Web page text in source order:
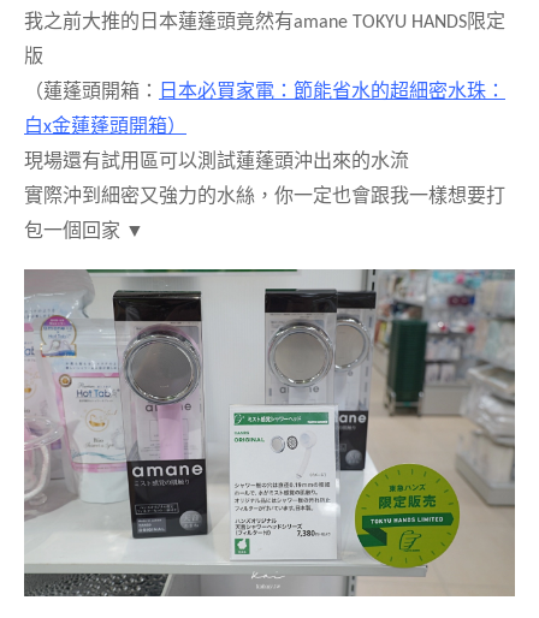
我之前大推的日本蓮蓬頭竟然有amane TOKYU HANDS限定
版
（蓮蓬頭開箱：
日本必買家電：節能省水的超細密水珠：
白x金蓮蓬頭開箱）
現場還有試用區可以測試蓮蓬頭沖出來的水流
實際沖到細密又強力的水絲，你一定也會跟我一樣想要打
包一個回家 ▼